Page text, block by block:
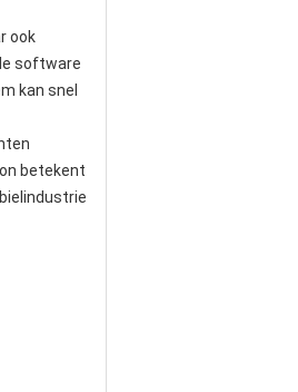
ook
software
kan snel
betekent